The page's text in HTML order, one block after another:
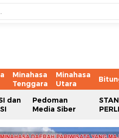
Minahasa
Tenggara
Minahasa
Utara
dan
Pedoman
Media Siber